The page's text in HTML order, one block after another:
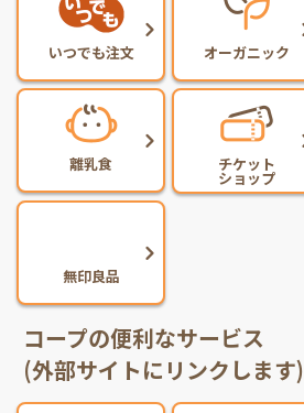
いつでも注文 オーガニック
離乳食 チケット
ショップ
無印良品
コープの便利なサービス
(外部サイトにリンクします)